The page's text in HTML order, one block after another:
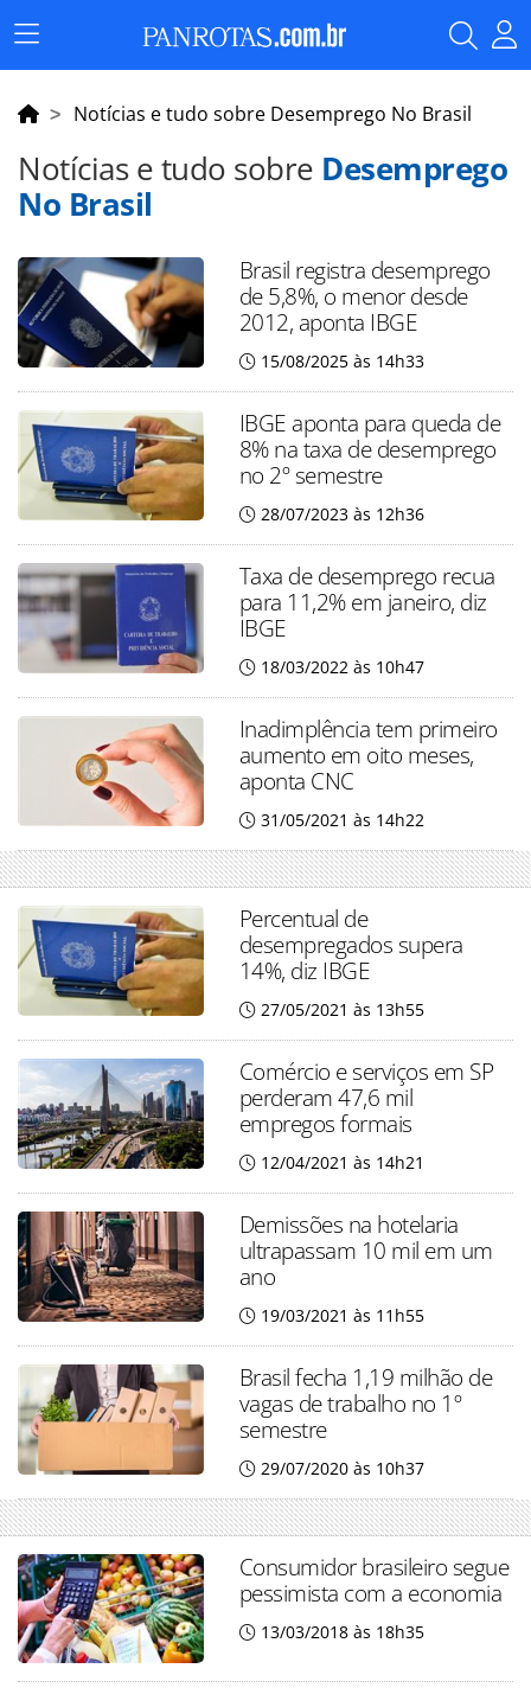
Menu
Principal
Notícias e tudo sobre Desemprego No Brasil
Notícias e tudo sobre Desemprego
No Brasil
Brasil registra desemprego
de 5,8%, o menor desde
2012, aponta IBGE
15/08/2025 às 14h33
IBGE aponta para queda de
8% na taxa de desemprego
no 2º semestre
28/07/2023 às 12h36
Taxa de desemprego recua
para 11,2% em janeiro, diz
IBGE
18/03/2022 às 10h47
Inadimplência tem primeiro
aumento em oito meses,
aponta CNC
31/05/2021 às 14h22
Percentual de
desempregados supera
14%, diz IBGE
27/05/2021 às 13h55
Comércio e serviços em SP
perderam 47,6 mil
empregos formais
12/04/2021 às 14h21
Demissões na hotelaria
ultrapassam 10 mil em um
ano
19/03/2021 às 11h55
Brasil fecha 1,19 milhão de
vagas de trabalho no 1º
semestre
29/07/2020 às 10h37
Consumidor brasileiro segue
pessimista com a economia
13/03/2018 às 18h35